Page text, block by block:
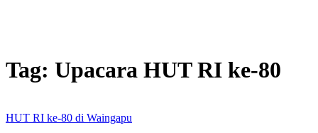
Tag: Upacara HUT RI ke-80
HUT RI ke-80 di Waingapu